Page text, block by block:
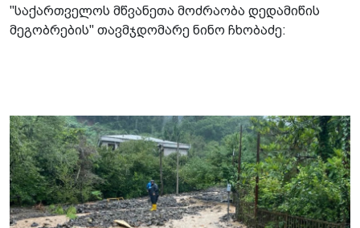
"საქართველოს მწვანეთა მოძრაობა დედამიწის
მეგობრების" თავმჯდომარე ნინო ჩხობაძე: